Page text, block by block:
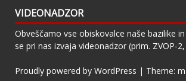
VIDEONADZOR
Obveščamo vse obiskovalce naše bazilike
se pri nas izvaja videonadzor (prim. ZVOP-
Proudly powered by WordPress | Theme: